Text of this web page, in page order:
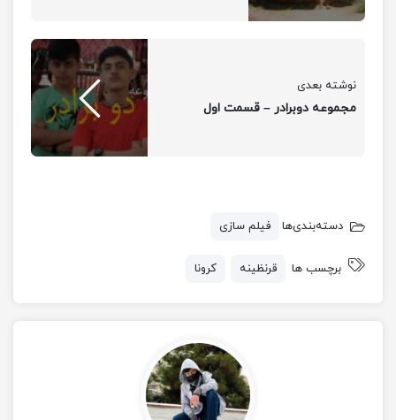
نوشته بعدی
مجموعه دوبرادر – قسمت اول
دسته‌بندی‌ها فیلم سازی
برچسب ها قرنظینه کرونا